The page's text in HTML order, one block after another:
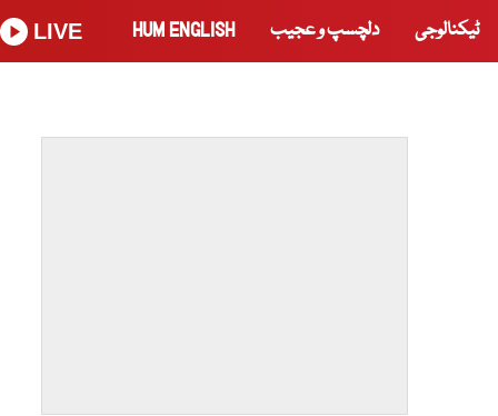
ٹیکنالوجی دلچسپ و عجیب HUM ENGLISH
LIVE